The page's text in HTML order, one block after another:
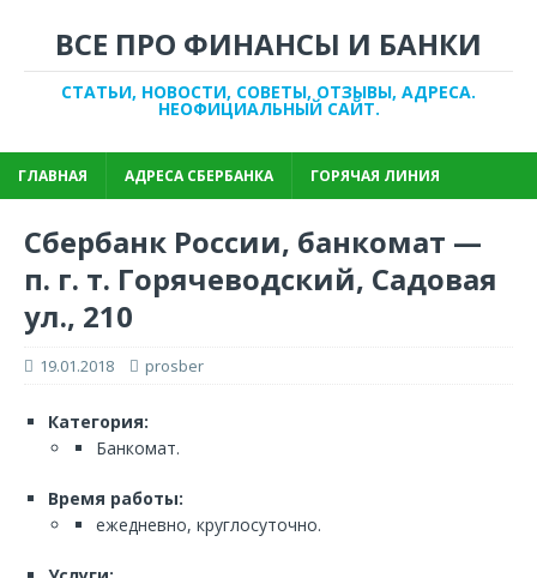
ВСЕ ПРО ФИНАНСЫ И БАНКИ
СТАТЬИ, НОВОСТИ, СОВЕТЫ, ОТЗЫВЫ, АДРЕСА.
НЕОФИЦИАЛЬНЫЙ САЙТ.
ГЛАВНАЯ АДРЕСА СБЕРБАНКА ГОРЯЧАЯ ЛИНИЯ
Сбербанк России, банкомат —
п. г. т. Горячеводский, Садовая
ул., 210
19.01.2018 prosber
Категория:
Банкомат.
Время работы:
ежедневно, круглосуточно.